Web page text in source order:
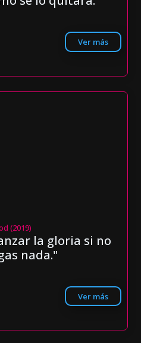
Ver más
(2019)
la gloria si no
nada."
Ver más